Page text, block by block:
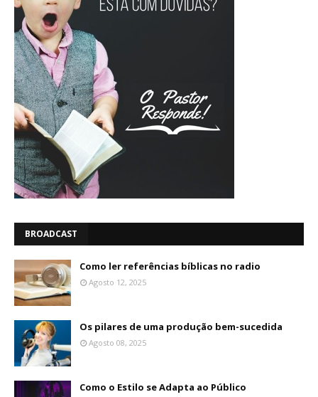
BROADCAST
Como ler referências bíblicas no radio
Agosto 12, 2025
Os pilares de uma produção bem-sucedida
Agosto 08, 2025
Como o Estilo se Adapta ao Público